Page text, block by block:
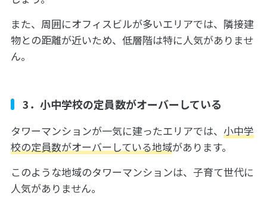
また、周囲にオフィスビルが多いエリアでは、隣接建
物との距離が近いため、低層階は特に人気がありませ
ん。
3．小中学校の定員数がオーバーしている
タワーマンションが一気に建ったエリアでは、 小中学
校の定員数がオーバーしている地域があります。
このような地域のタワーマンションは、子育て世代に
人気がありません。